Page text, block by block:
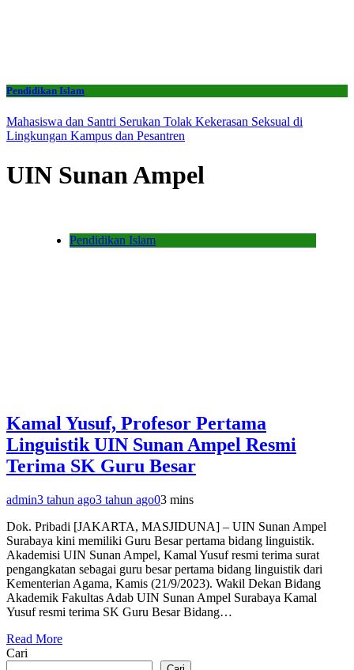
Pendidikan Islam
Mahasiswa dan Santri Serukan Tolak Kekerasan Seksual di
Lingkungan Kampus dan Pesantren
UIN Sunan Ampel
Pendidikan Islam
Kamal Yusuf, Profesor Pertama
Linguistik UIN Sunan Ampel Resmi
Terima SK Guru Besar
admin3 tahun ago3 tahun ago03 mins
Dok. Pribadi [JAKARTA, MASJIDUNA] – UIN Sunan Ampel
Surabaya kini memiliki Guru Besar pertama bidang linguistik.
Akademisi UIN Sunan Ampel, Kamal Yusuf resmi terima surat
pengangkatan sebagai guru besar pertama bidang linguistik dari
Kementerian Agama, Kamis (21/9/2023). Wakil Dekan Bidang
Akademik Fakultas Adab UIN Sunan Ampel Surabaya Kamal
Yusuf resmi terima SK Guru Besar Bidang…
Read More
Cari